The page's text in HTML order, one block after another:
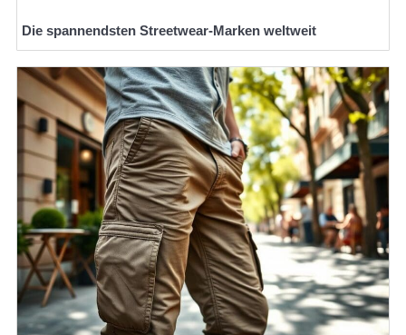
Die spannendsten Streetwear-Marken weltweit